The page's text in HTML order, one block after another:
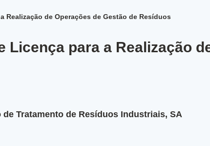
Realização de Operações de Gestão de Resíduos
Licença para a Realização
de Tratamento de Resíduos Industriais, SA